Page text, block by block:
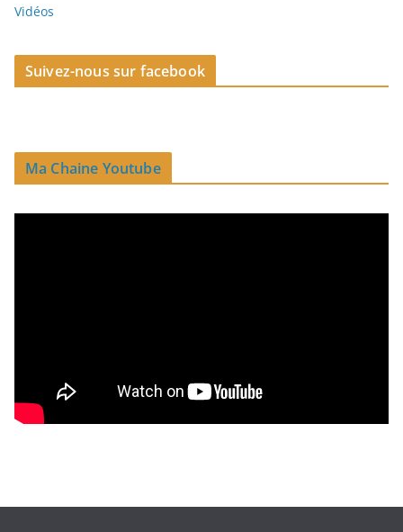
Vidéos
Suivez-nous sur facebook
Ma Chaine Youtube